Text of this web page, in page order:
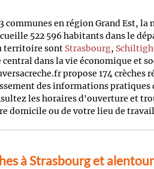
communes en région Grand Est,
522 596 habitants dans le
territoire sont Strasbourg,
central dans la vie économique et
propose 174 crèches
des informations pratiques
les horaires d'ouverture et
domicile ou de votre lieu de
à Strasbourg et